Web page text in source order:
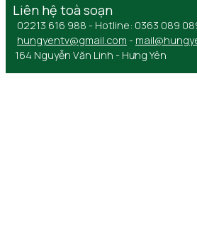
Liên hệ toà soạn
02213 616 988 - Hotline: 0363 089
hungyentv@gmail.com -
164 Nguyễn Văn Linh - Hưng Yên